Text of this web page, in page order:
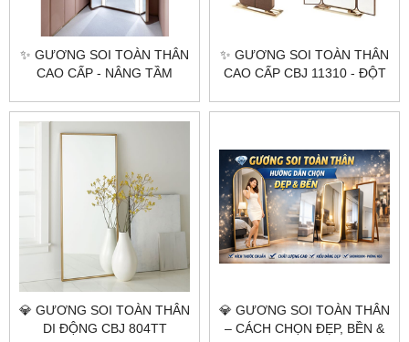
✨ GƯƠNG SOI TOÀN THÂN
CAO CẤP - NÂNG TẦM
HIỆU ✨
✨ GƯƠNG SOI TOÀN THÂN
CAO CẤP CBJ 11310 - ĐỘT
💎 GƯƠNG SOI TOÀN THÂN
DI ĐỘNG CBJ 804TT
💎 GƯƠNG SOI TOÀN THÂN
– CÁCH CHỌN ĐẸP, BỀN &